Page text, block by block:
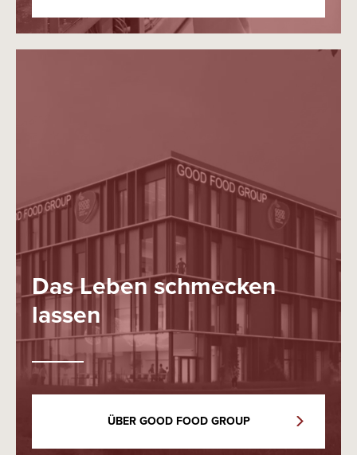
Das Leben schmecken
lassen
ÜBER GOOD FOOD GROUP